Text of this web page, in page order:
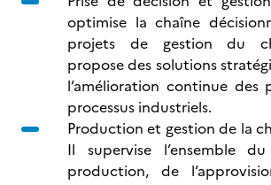
optimise la chaîne
projets de gestion du
propose des solutions
l’amélioration continue
processus industriels.
Production et gestion de la
Il supervise l’ensemble
production, de